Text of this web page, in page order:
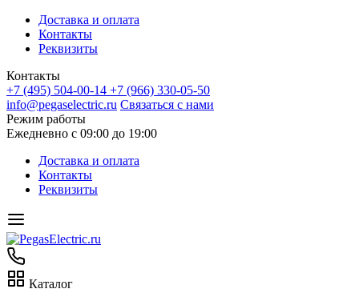
Доставка и оплата
Контакты
Реквизиты
Контакты
+7 (495) 504-00-14 +7 (966) 330-05-50
info@pegaselectric.ru Связаться с нами
Режим работы
Ежедневно с 09:00 до 19:00
Доставка и оплата
Контакты
Реквизиты
Каталог